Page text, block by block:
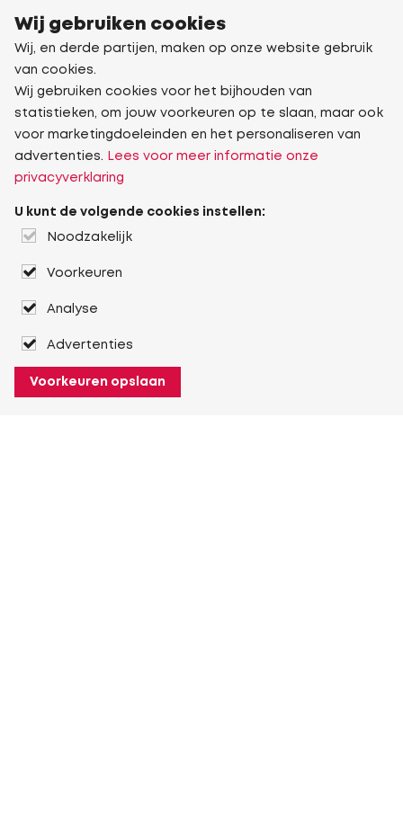
Wij gebruiken cookies
Wij, en derde partijen, maken op onze website gebruik
van cookies.
Wij gebruiken cookies voor het bijhouden van
statistieken, om jouw voorkeuren op te slaan, maar ook
voor marketingdoeleinden en het personaliseren van
advertenties.
Lees voor meer informatie onze
privacyverklaring
U kunt de volgende cookies instellen:
Noodzakelijk
Voorkeuren
Analyse
Advertenties
Voorkeuren opslaan